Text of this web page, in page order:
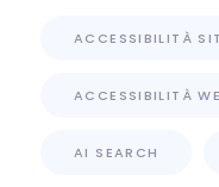
ACCESSIBILITÀ
ACCESSIBILITÀ
AI SEARCH